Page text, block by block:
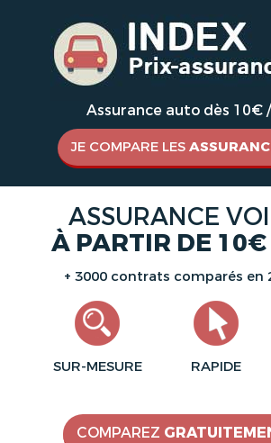
Assurance auto dès 10€
JE COMPARE LES
ASSURANCE
À PARTIR DE
+ 3000 contrats comparés en
SUR-MESURE RAPIDE
COMPAREZ